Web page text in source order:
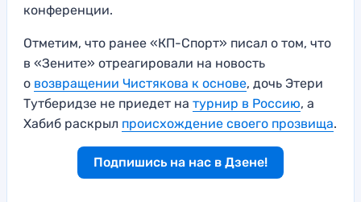
конференции.
Отметим, что ранее «КП-Спорт» писал о том, что
в «Зените» отреагировали на новость
о возвращении Чистякова к основе, дочь Этери
Тутберидзе не приедет на турнир в Россию, а
Хабиб раскрыл происхождение своего прозвища.
Подпишись на нас в Дзене!